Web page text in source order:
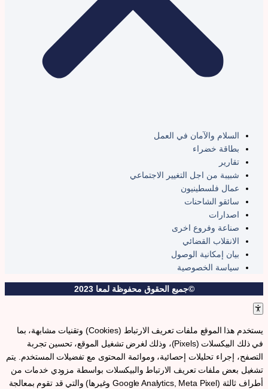
السلام والآمان في العمل
بطاقة خضراء
تقارير
شبيبة من اجل التغيير الاجتماعي
عمال فلسطينيون
سائقو الشاحنات
اصدارات
صناعة وفروع اخرى
الانقلاب القضائي
بيان إمكانية الوصول
سياسة الخصوصية
©جميع الحقوق محفوظة لمعا 2023
يستخدم هذا الموقع ملفات تعريف الارتباط (Cookies) وتقنيات مشابهة، بما
في ذلك البيكسلات (Pixels)، وذلك لغرض تشغيل الموقع، تحسين تجربة
التصفح، إجراء تحليلات إحصائية، وموائمة المحتوى مع تفضيلات المستخدم. يتم
تشغيل بعض ملفات تعريف الارتباط والبيكسلات بواسطة مزودي خدمات من
أطراف ثالثة (Google Analytics, Meta Pixel وغيرها) والتي قد تقوم بمعالجة